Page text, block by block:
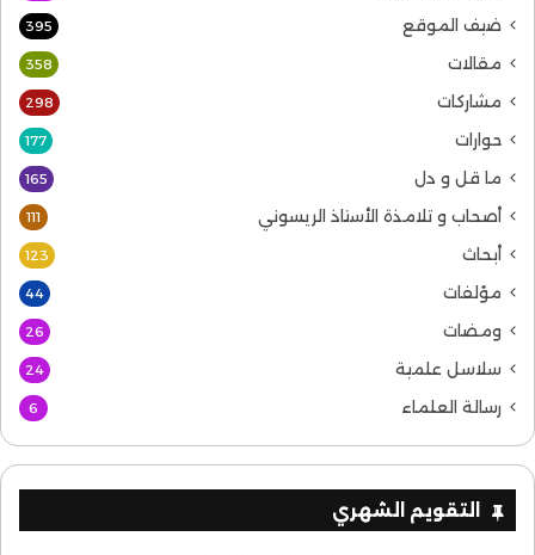
ضيف الموقع 395
مقالات 358
مشاركات 298
حوارات 177
ما قل و دل 165
أصحاب و تلامذة الأستاذ الريسوني 111
أبحاث 123
مؤلفات 44
ومضات 26
سلاسل علمية 24
رسالة العلماء 6
التقويم الشهري